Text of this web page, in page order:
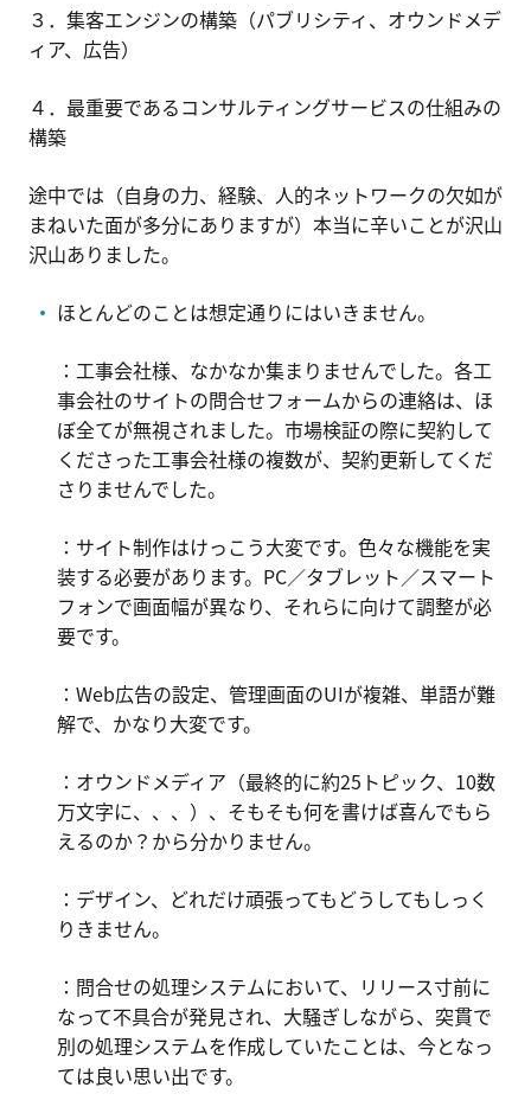
３．集客エンジンの構築（パブリシティ、オウンドメデ
ィア、広告）
４．最重要であるコンサルティングサービスの仕組みの
構築
途中では（自身の力、経験、人的ネットワークの欠如が
まねいた面が多分にありますが）本当に辛いことが沢山
沢山ありました。
ほとんどのことは想定通りにはいきません。
：工事会社様、なかなか集まりませんでした。各工
事会社のサイトの問合せフォームからの連絡は、ほ
ぼ全てが無視されました。市場検証の際に契約して
くださった工事会社様の複数が、契約更新してくだ
さりませんでした。
：サイト制作はけっこう大変です。色々な機能を実
装する必要があります。PC／タブレット／スマート
フォンで画面幅が異なり、それらに向けて調整が必
要です。
：Web広告の設定、管理画面のUIが複雑、単語が難
解で、かなり大変です。
：オウンドメディア（最終的に約25トピック、10数
万文字に、、、）、そもそも何を書けば喜んでもら
えるのか？から分かりません。
：デザイン、どれだけ頑張ってもどうしてもしっく
りきません。
：問合せの処理システムにおいて、リリース寸前に
なって不具合が発見され、大騒ぎしながら、突貫で
別の処理システムを作成していたことは、今となっ
ては良い思い出です。